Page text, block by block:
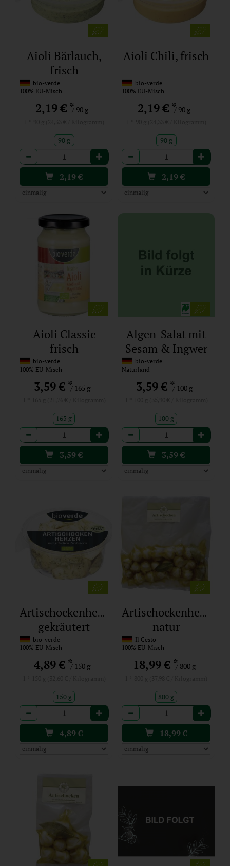
Aioli Bärlauch,
frisch
bio-verde
100% EU-Misch
2,19 € */ 90 g
90 g
Anzahl
2,19€
Aioli Chili, frisch
bio-verde
100% EU-Misch
2,19 € */ 90 g
90 g
Anzahl
2,19€
Aioli Classic
frisch
bio-verde
100% EU-Misch
3,59 €*/ 165 g
165 g
Anzahl
3,59€
Algen-Salat mit
Sesam & Ingwer
bio-verde
Naturland
3,59 €*/ 100 g
100 g
Anzahl
3,59€
Artischockenherzen
gekräutert
bio-verde
100% EU-Misch
4,89 €*/ 150 g
150 g
Anzahl
4,89€
Artischockenherzen
natur
(Großgebinde)
Il Cesto
100% EU-Misch
18,99 €*/ 800 g
800 g
Anzahl
18,99€